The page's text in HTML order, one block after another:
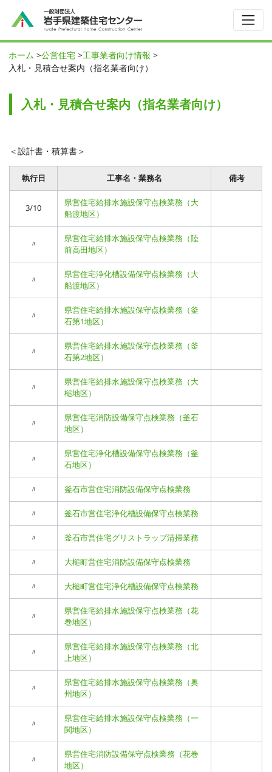
ホーム >公営住宅 >工事業者向け情報 >
入札・見積合せ案内（指名業者向け）
入札・見積合せ案内（指名業者向け）
＜設計書・積算書＞
執行日 工事名・業務名 備考
3/10
県営住宅給排水施設保守点検業務（大
船渡地区）
〃
県営住宅給排水施設保守点検業務（陸
前高田地区）
〃
県営住宅浄化槽設備保守点検業務（大
船渡地区）
〃
県営住宅給排水施設保守点検業務（釜
石第1地区）
〃
県営住宅給排水施設保守点検業務（釜
石第2地区）
〃
県営住宅給排水施設保守点検業務（大
槌地区）
〃
県営住宅消防設備保守点検業務（釜石
地区）
〃
県営住宅浄化槽設備保守点検業務（釜
石地区）
〃 釜石市営住宅消防設備保守点検業務
〃 釜石市営住宅浄化槽設備保守点検業務
〃 釜石市営住宅グリストラップ清掃業務
〃 大槌町営住宅消防設備保守点検業務
〃 大槌町営住宅浄化槽設備保守点検業務
〃
県営住宅給排水施設保守点検業務（花
巻地区）
〃
県営住宅給排水施設保守点検業務（北
上地区）
〃
県営住宅給排水施設保守点検業務（奥
州地区）
〃
県営住宅給排水施設保守点検業務（一
関地区）
〃
県営住宅消防設備保守点検業務（花巻
地区）